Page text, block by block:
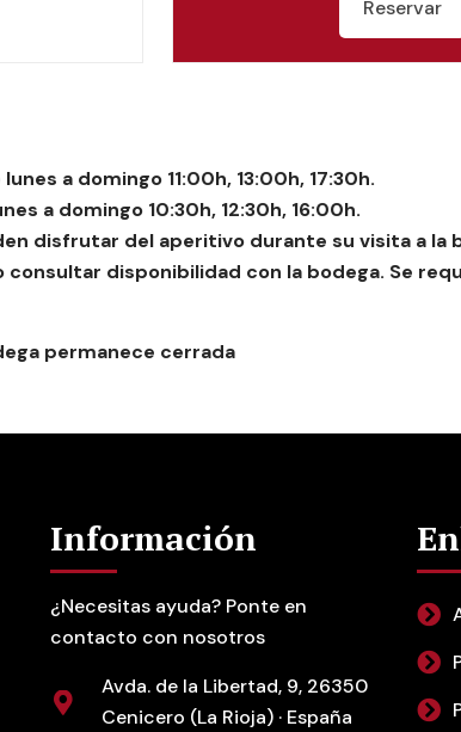
Reservar
a domingo 11:00h, 13:00h, 17:30h.
a domingo 10:30h, 12:30h, 16:00h.
disfrutar del aperitivo durante su visita a la
consultar disponibilidad con la bodega. Se
permanece cerrada
Información
¿Necesitas ayuda? Ponte en
contacto con nosotros
Avda. de la Libertad, 9, 26350
Cenicero (La Rioja) · España